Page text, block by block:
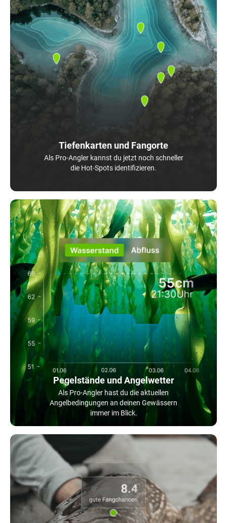
Tiefenkarten und Fangorte
Als Pro-Angler kannst du jetzt noch schneller
die Hot-Spots identifizieren.
Pegelstände und Angelwetter
Als Pro-Angler hast du die aktuellen
Angelbedingungen an deinen Gewässern
immer im Blick.